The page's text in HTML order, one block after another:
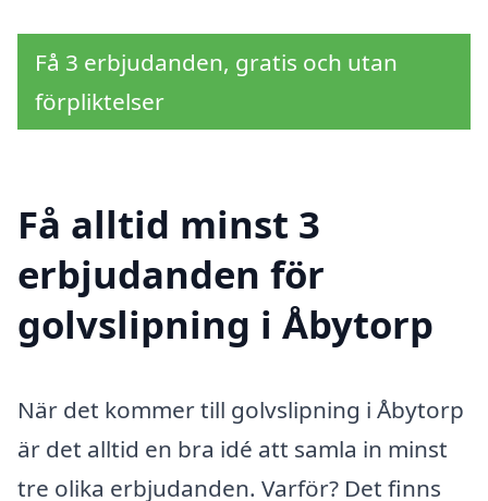
Få 3 erbjudanden, gratis och utan
förpliktelser
Få alltid minst 3
erbjudanden för
golvslipning i Åbytorp
När det kommer till golvslipning i Åbytorp
är det alltid en bra idé att samla in minst
tre olika erbjudanden. Varför? Det finns